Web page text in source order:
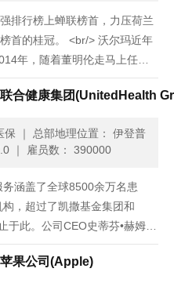
排行榜上蝉联榜首，力压荷兰
冠。 <br/> 沃尔玛近年
年，随着董明伦走马上任，
海外扩张的野心。担任CEO
年2......
联合健康集团(UnitedHealth
保 ｜ 总部地理位置： 伊登普
｜ 雇员数： 390000
涵盖了全球8500余万名患
，超过了凯撒基金集团和
此。公司CEO史蒂芬•赫姆斯
，这个部门包括药品福利管理
部位于明尼苏达州的联合健康
苹果公司(Apple)